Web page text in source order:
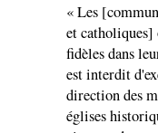
« Les
et
fidèles dans
est interdit
direction des
églises